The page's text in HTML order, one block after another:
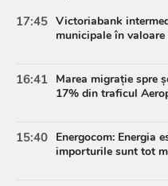
17:45 Victoriabank
municipale în
16:41 Marea migrație spre
17% din traficul
15:40 Energocom: Energia
importurile sunt tot